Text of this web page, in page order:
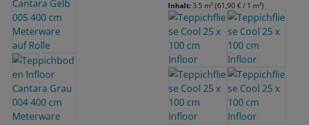
Inhalt:3.5 m²(61,90 € / 1 m²)